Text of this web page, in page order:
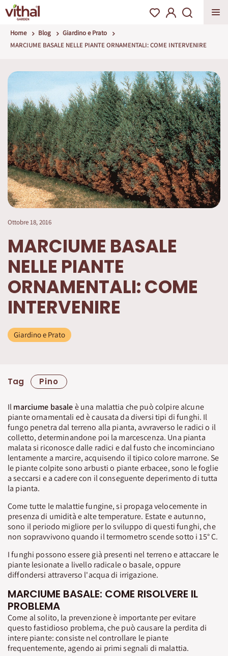
Home Blog
Giardino e Prato
MARCIUME BASALE NELLE PIANTE ORNAMENTALI: COME INTERVENIRE
Ottobre 18, 2016
MARCIUME BASALE
NELLE PIANTE
ORNAMENTALI: COME
INTERVENIRE
Giardino e Prato
Tag Pino
Ilmarciume basaleè una malattia che può colpire alcune
piante ornamentali ed è causata da diversi tipi di funghi. Il
fungo penetra dal terreno alla pianta, avvraverso le radici o il
colletto, determinandone poi la marcescenza. Una pianta
malata si riconosce dalle radici e dal fusto che incominciano
lentamente a marcire, acquisendo il tipico colore marrone. Se
le piante colpite sono arbusti o piante erbacee, sono le foglie
a seccarsi e a cadere con il conseguente deperimento di tutta
la pianta.
Come tutte le malattie fungine, si propaga velocemente in
presenza di umidità e alte temperature. Estate e autunno,
sono il periodo migliore per lo sviluppo di questi funghi, che
non sopravvivono quando il termometro scende sotto i 15° C.
I funghi possono essere già presenti nel terreno e attaccare le
piante lesionate a livello radicale o basale, oppure
diffondersi attraverso l'acqua di irrigazione.
MARCIUME BASALE: COME RISOLVERE IL
PROBLEMA
Come al solito, la prevenzione è importante per evitare
questo fastidioso problema, che può causare la perdita di
intere piante: consiste nel controllare le piante
frequentemente, agendo ai primi segnali di malattia.